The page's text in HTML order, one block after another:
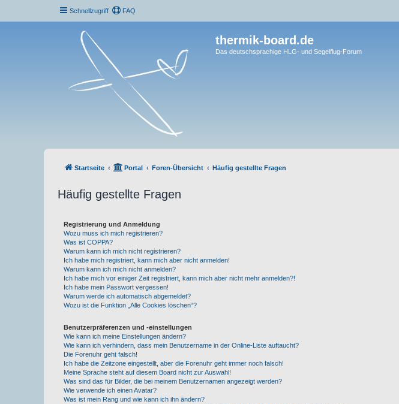
Schnellzugriff FAQ
thermik-board.de
Das deutschsprachige HLG- und Segelflug-Forum
Startseite Portal Foren-Übersicht Häufig gestellte Fragen
Häufig gestellte Fragen
Registrierung und Anmeldung
Wozu muss ich mich registrieren?
Was ist COPPA?
Warum kann ich mich nicht registrieren?
Ich habe mich registriert, kann mich aber nicht anmelden!
Warum kann ich mich nicht anmelden?
Ich habe mich vor einiger Zeit registriert, kann mich aber nicht mehr anmelden?!
Ich habe mein Passwort vergessen!
Warum werde ich automatisch abgemeldet?
Wozu ist die Funktion „Alle Cookies löschen“?
Benutzerpräferenzen und -einstellungen
Wie kann ich meine Einstellungen ändern?
Wie kann ich verhindern, dass mein Benutzername in der Online-Liste auftaucht?
Die Forenuhr geht falsch!
Ich habe die Zeitzone eingestellt, aber die Forenuhr geht immer noch falsch!
Meine Sprache steht auf diesem Board nicht zur Auswahl!
Was sind das für Bilder, die bei meinem Benutzernamen angezeigt werden?
Wie verwende ich einen Avatar?
Was ist mein Rang und wie kann ich ihn ändern?